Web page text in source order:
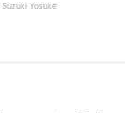
Suzuki Yosuke